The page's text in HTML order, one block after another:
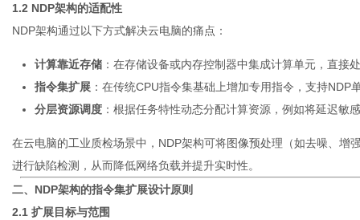
1.2 NDP架构的适配性
NDP架构通过以下方式解决云电脑的痛点：
计算靠近存储 ：在存储设备或内存控制器中集成计算单元，直接
指令集扩展 ：在传统CPU指令集基础上增加专用指令，支持NDP
分层资源调度 ：根据任务特性动态分配计算资源，例如将延迟敏
在云电脑的工业质检场景中，NDP架构可将图像预处理（如去噪、
进行缺陷检测，从而降低网络负载并提升实时性。
二、NDP架构的指令集扩展设计原则
2.1 扩展目标与范围